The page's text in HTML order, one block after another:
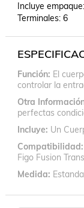
Incluye
Terminales: 6
Función El
controlar la
Otra
perfectas
Incluye Un
Compatibilidad
Figo Fusion
Medida